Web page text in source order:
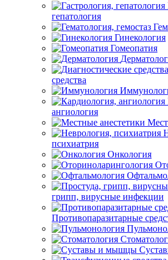
гепатология
Гинекология
Гомеопатия
средства
ангиология
психиатрия
Онкология
грипп, вирусные инфекции
Противопаразитарные